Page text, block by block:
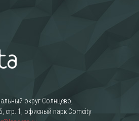
округ Солнцево,
стр. 1, офисный парк Comcity